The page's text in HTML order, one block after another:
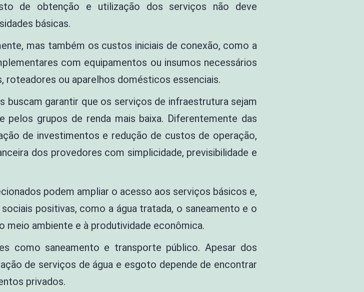
de obtenção e utilização dos serviços não deve
básicas.
mas também os custos iniciais de conexão, como a
com equipamentos ou insumos necessários
roteadores ou aparelhos domésticos essenciais.
buscam garantir que os serviços de infraestrutura sejam
grupos de renda mais baixa. Diferentemente das
de investimentos e redução de custos de operação,
dos provedores com simplicidade, previsibilidade e
podem ampliar o acesso aos serviços básicos e,
positivas, como a água tratada, o saneamento e o
ambiente e à produtividade econômica.
como saneamento e transporte público. Apesar dos
de serviços de água e esgoto depende de encontrar
privados.